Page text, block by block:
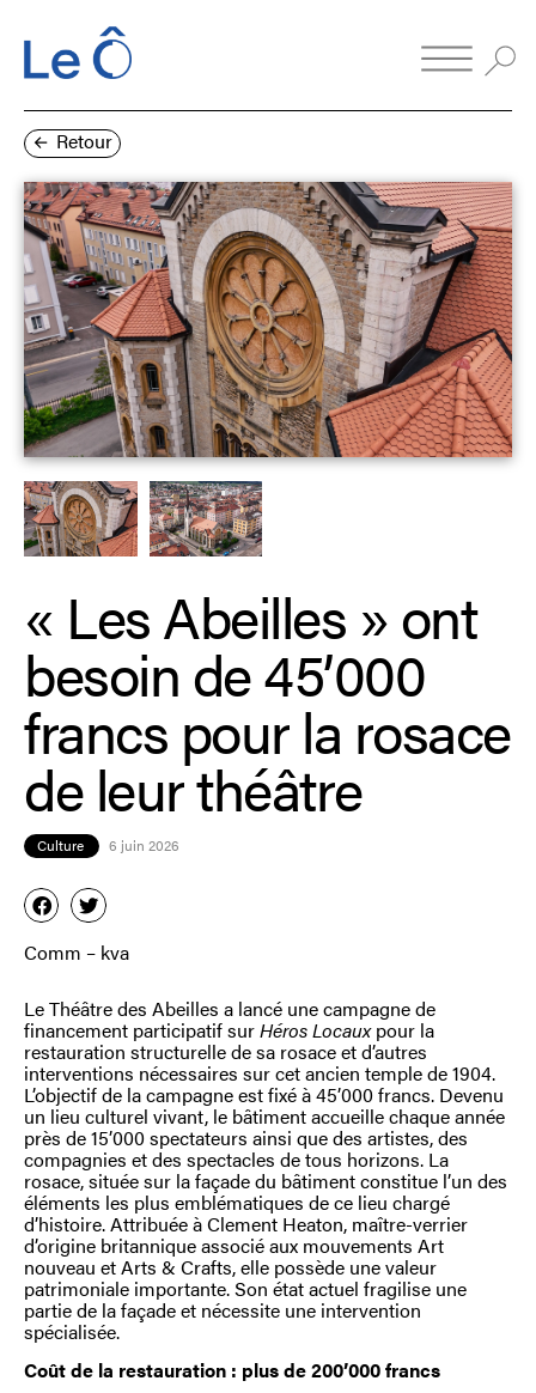
Retour
« Les Abeilles » ont
besoin de 45’000
francs pour la rosace
de leur théâtre
Culture 6 juin 2026
Comm – kva
Le Théâtre des Abeilles a lancé une campagne de
financement participatif surHéros Locauxpour la
restauration structurelle de sa rosace et d’autres
interventions nécessaires sur cet ancien temple de 1904.
L’objectif de la campagne est fixé à 45’000 francs. Devenu
un lieu culturel vivant, le bâtiment accueille chaque année
près de 15’000 spectateurs ainsi que des artistes, des
compagnies et des spectacles de tous horizons. La
rosace, située sur la façade du bâtiment constitue l’un des
éléments les plus emblématiques de ce lieu chargé
d’histoire. Attribuée à Clement Heaton, maître-verrier
d’origine britannique associé aux mouvements Art
nouveau et Arts & Crafts, elle possède une valeur
patrimoniale importante. Son état actuel fragilise une
partie de la façade et nécessite une intervention
spécialisée.
Coût de la restauration : plus de 200’000 francs